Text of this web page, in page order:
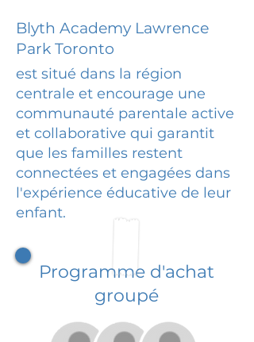
Blyth Academy Lawrence
Park Toronto
est situé dans la région
centrale et encourage une
communauté parentale active
et collaborative qui garantit
que les familles restent
connectées et engagées dans
l'expérience éducative de leur
enfant.
Programme d'achat
groupé